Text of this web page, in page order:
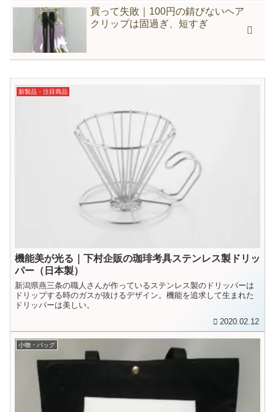
買って失敗｜100円の錆びないヘア
クリップは固過ぎ、短すぎ
新製品・注目商品
機能美が光る｜下村企販の珈琲考具ステンレス製ドリッ
パー（日本製）
新潟県燕三条の職人さんが作っているステンレス製のドリッパーは
ドリップする時のガスが抜けるデザイン。機能を追求して生まれた
ドリッパーは美しい。
2020.02.12
小物・バッグ